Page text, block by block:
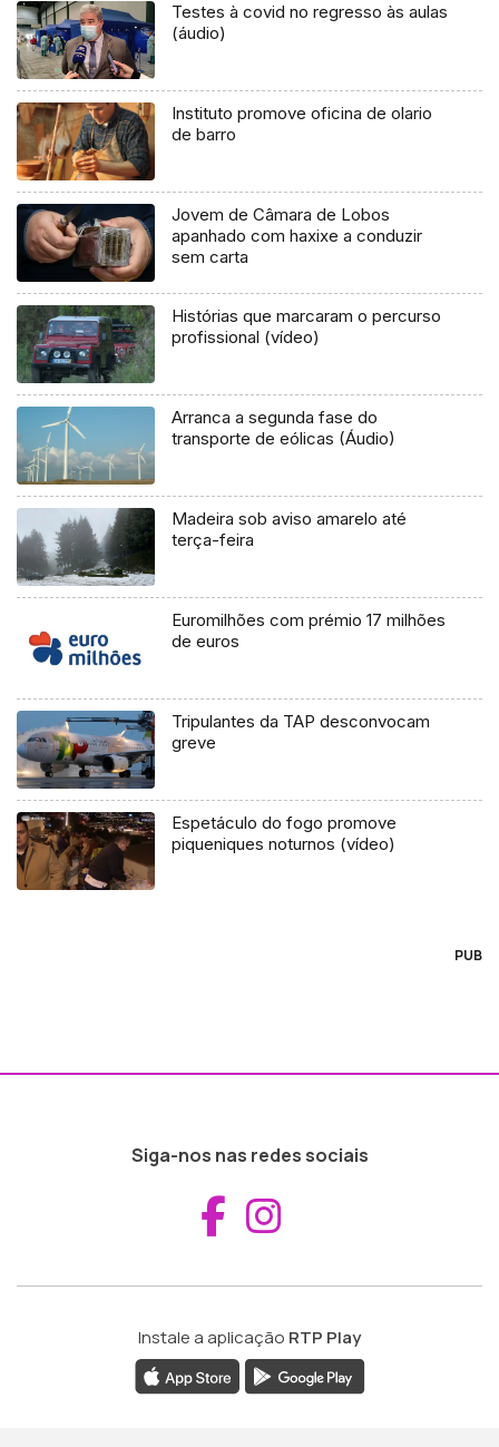
Testes à covid no regresso às aulas
(áudio)
Instituto promove oficina de olario
de barro
Jovem de Câmara de Lobos
apanhado com haxixe a conduzir
sem carta
Histórias que marcaram o percurso
profissional (vídeo)
Arranca a segunda fase do
transporte de eólicas (Áudio)
Madeira sob aviso amarelo até
terça-feira
Euromilhões com prémio 17 milhões
de euros
Tripulantes da TAP desconvocam
greve
Espetáculo do fogo promove
piqueniques noturnos (vídeo)
PUB
Siga-nos nas redes sociais
Aceder ao
Instale a aplicação RTP Play